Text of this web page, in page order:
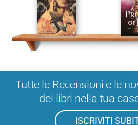
Tutte le Recensioni e le
dei libri nella tua
ISCRIVITI